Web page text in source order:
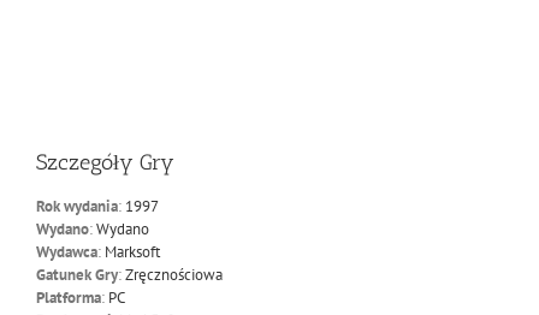
Szczegóły Gry
Rok wydania: 1997
Wydano:Wydano
Wydawca: Marksoft
Gatunek Gry:Zręcznościowa
Platforma: PC